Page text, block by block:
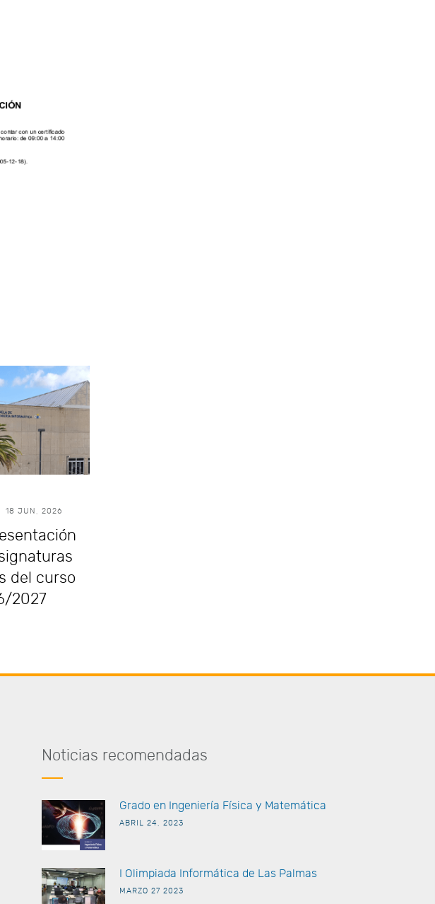
18 JUN, 2026
del curso
2027
Noticias recomendadas
Grado en Ingeniería Física y Matemática
ABRIL 24, 2023
I Olimpiada Informática de Las Palmas
MARZO 27 2023